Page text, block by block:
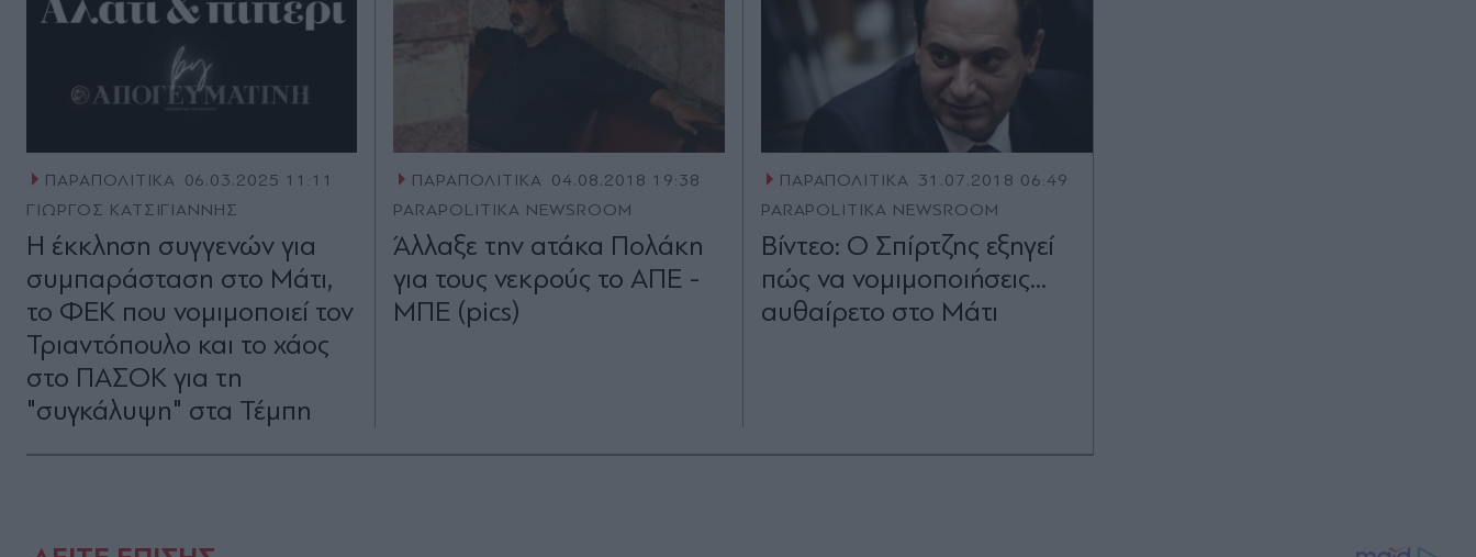
ΠΑΡΑΠΟΛΙΤΙΚΑ 06.03.2025 11:11
ΓΙΩΡΓΟΣ ΚΑΤΣΙΓΙΑΝΝΗΣ
Η έκκληση συγγενών για
συµπαράσταση στο Μάτι,
το ΦΕΚ που νομιμοποιεί τον
Τριαντόπουλο και το χάος
στο ΠΑΣΟΚ για τη
"συγκάλυψη" στα Τέμπη
ΠΑΡΑΠΟΛΙΤΙΚΑ 04.08.2018 19:38
PARAPOLITIKA NEWSROOM
Άλλαξε την ατάκα Πολάκη
για τους νεκρούς το ΑΠΕ -
ΜΠΕ (pics)
ΠΑΡΑΠΟΛΙΤΙΚΑ 31.07.2018 06:49
PARAPOLITIKA NEWSROOM
Βίντεο: Ο Σπίρτζης εξηγεί
πώς να νομιμοποιήσεις...
αυθαίρετο στο Μάτι